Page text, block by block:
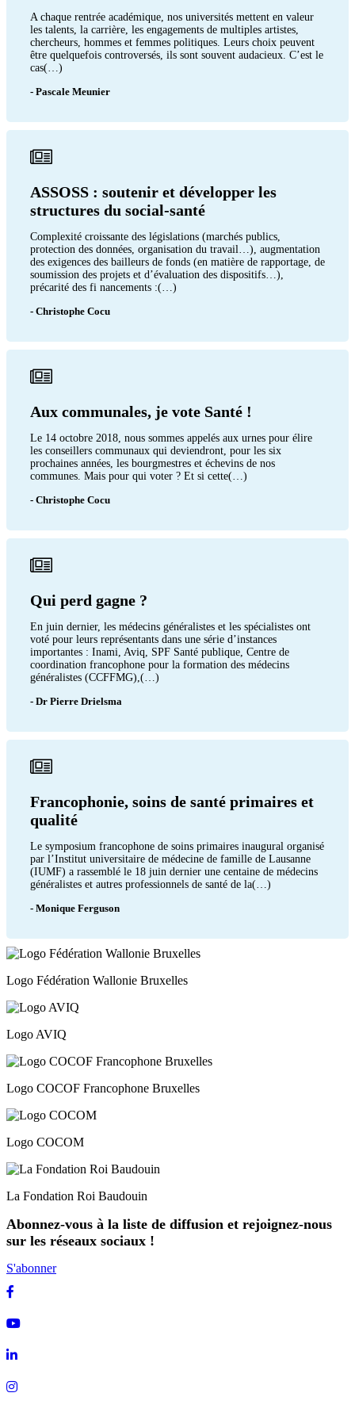
A chaque rentrée académique, nos universités mettent en valeur
les talents, la carrière, les engagements de multiples artistes,
chercheurs, hommes et femmes politiques. Leurs choix peuvent
être quelquefois controversés, ils sont souvent audacieux. C’est le
cas(…)
- Pascale Meunier
ASSOSS : soutenir et développer les
structures du social-santé
Complexité croissante des législations (marchés publics,
protection des données, organisation du travail…), augmentation
des exigences des bailleurs de fonds (en matière de rapportage, de
soumission des projets et d’évaluation des dispositifs…),
précarité des fi nancements :(…)
- Christophe Cocu
Aux communales, je vote Santé !
Le 14 octobre 2018, nous sommes appelés aux urnes pour élire
les conseillers communaux qui deviendront, pour les six
prochaines années, les bourgmestres et échevins de nos
communes. Mais pour qui voter ? Et si cette(…)
- Christophe Cocu
Qui perd gagne ?
En juin dernier, les médecins généralistes et les spécialistes ont
voté pour leurs représentants dans une série d’instances
importantes : Inami, Aviq, SPF Santé publique, Centre de
coordination francophone pour la formation des médecins
généralistes (CCFFMG),(…)
- Dr Pierre Drielsma
Francophonie, soins de santé primaires et
qualité
Le symposium francophone de soins primaires inaugural organisé
par l’Institut universitaire de médecine de famille de Lausanne
(IUMF) a rassemblé le 18 juin dernier une centaine de médecins
généralistes et autres professionnels de santé de la(…)
- Monique Ferguson
Logo Fédération Wallonie Bruxelles
Logo AVIQ
Logo COCOF Francophone Bruxelles
Logo COCOM
La Fondation Roi Baudouin
Abonnez-vous à la liste de diffusion et rejoignez-nous
sur les réseaux sociaux !
S'abonner